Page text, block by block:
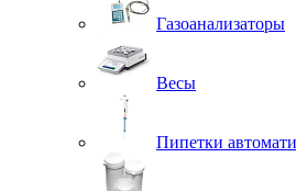
Газоанализаторы
Весы
Пипетки